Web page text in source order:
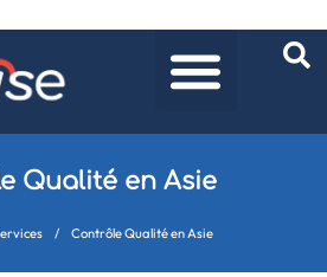
Qualité en Asie
/ Contrôle Qualité en Asie